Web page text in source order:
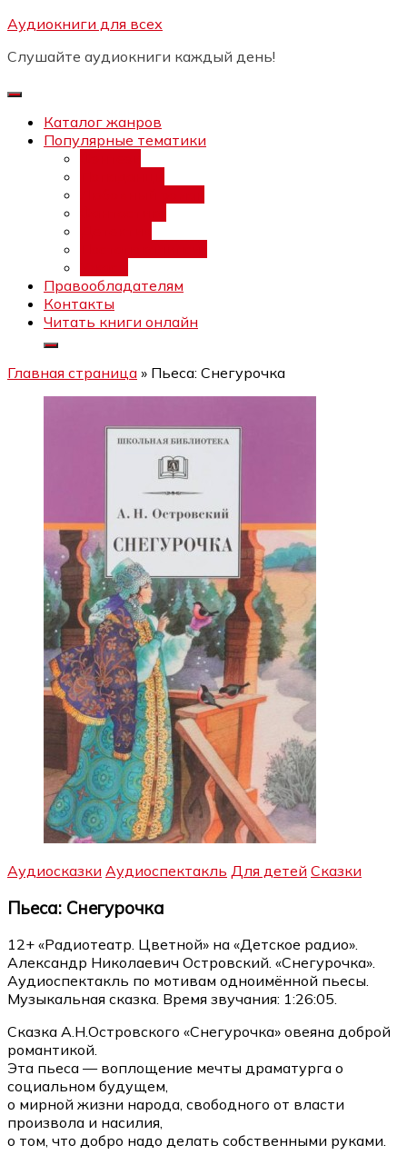
Перейти
содержимому
Аудиокниги для всех
Слушайте аудиокниги каждый день!
Каталог жанров
Популярные тематики
Правообладателям
Контакты
Читать книги онлайн
Главная страница » Пьеса: Снегурочка
Аудиосказки Аудиоспектакль Для детей Сказки
Пьеса: Снегурочка
12+ «Радиотеатр. Цветной» на «Детское радио».
Александр Николаевич Островский. «Снегурочка».
Аудиоспектакль по мотивам одноимённой пьесы.
Музыкальная сказка. Время звучания: 1:26:05.
Сказка А.Н.Островского «Снегурочка» овеяна доброй
романтикой.
Эта пьеса — воплощение мечты драматурга о
социальном будущем,
о мирной жизни народа, свободного от власти
произвола и насилия,
о том, что добро надо делать собственными руками.
Бесплатный интенсив:
каналов"